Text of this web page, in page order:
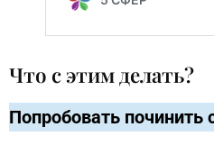
Что с этим делать?
Попробовать починить